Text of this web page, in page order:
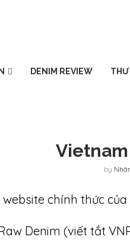
DENIM REVIEW THƯ
by
chính thức của
Denim (viết tắt